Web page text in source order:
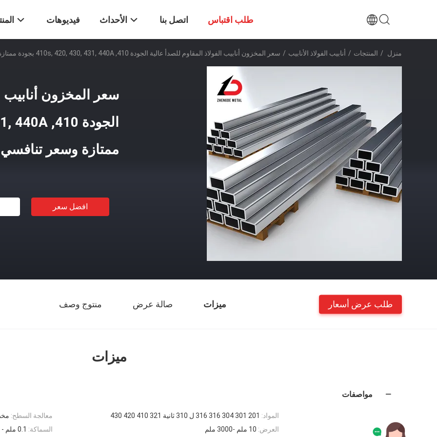
فيديوهات الأحداث اتصل بنا طلب اقتباس
منزل / المنتجات / أنابيب الفولاذ الأنابيب / سعر المخزون أنابيب الفولاذ المقاوم للصدأ عالية الجودة 410, 410s, 420, 430, 431, 440A بجودة ممتازة وسعر تنافسي
سعر المخزون أنابيب
ممتازة وسعر تنافسي
افضل سعر
ميزات صالة عرض منتوج وصف طلب عرض أسعار
ميزات
مواصفات
معالجة السطح: المواد: 201 301 304 316 316 ل 310 ثانية 321 410 420 430
السماكة: 0.1 ملم - 13 ملم العرض: 10 ملم -3000 ملم